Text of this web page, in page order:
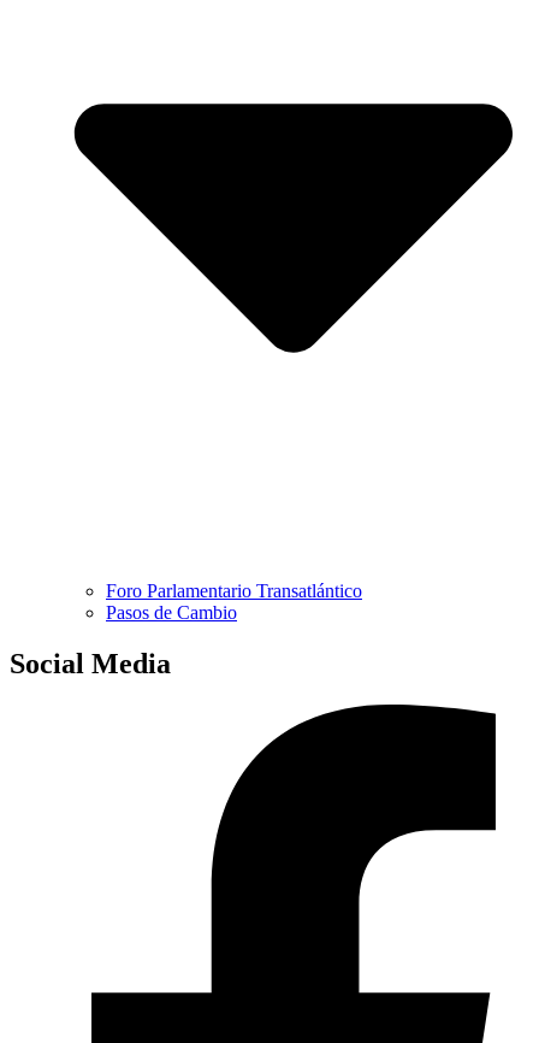
Foro Parlamentario Transatlántico
Pasos de Cambio
Social Media